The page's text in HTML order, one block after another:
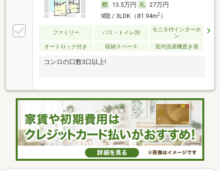
13.5万円
27万円
9階 / 3LDK（81.94m2）
ファミリー バス・トイレ別
モニタ付インターホ
ン
オートロック付き
収納スペース 室内洗濯機置き場
コンロの口数3口以上!